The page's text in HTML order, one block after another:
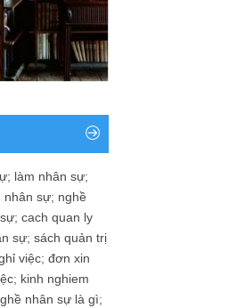
; làm nhân sự;
nhân sự; nghề
; cach quan ly
sự; sách quản trị
việc; đơn xin
; kinh nghiem
nhân sự là gì;